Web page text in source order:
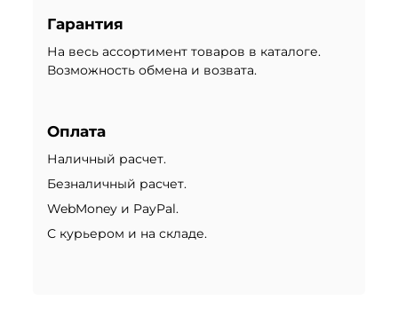
Гарантия
На весь ассортимент товаров в каталоге.
Возможность обмена и возвата.
Оплата
Наличный расчет.
Безналичный расчет.
WebMoney и PayPal.
С курьером и на складе.